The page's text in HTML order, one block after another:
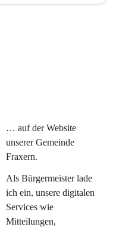
… auf der Website
unserer Gemeinde
Fraxern.
Als Bürgermeister lade
ich ein, unsere digitalen
Services wie
Mitteilungen,